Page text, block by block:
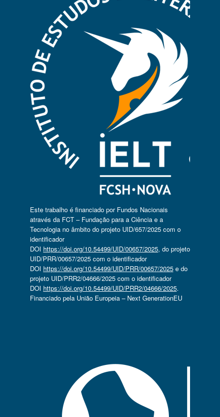
Este trabalho é financiado por Fundos Nacionais
através da FCT – Fundação para a Ciência e a
Tecnologia no âmbito do projeto UID/657/2025 com o
identificador
DOI https://doi.org/10.54499/UID/00657/2025, do projeto
UID/PRR/00657/2025 com o identificador
DOI https://doi.org/10.54499/UID/PRR/00657/2025e do
projeto UID/PRR2/04666/2025 com o identificador
DOI https://doi.org/10.54499/UID/PRR2/04666/2025.
Financiado pela União Europeia – Next GenerationEU